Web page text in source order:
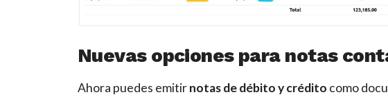
Nuevas opciones para notas
Ahora puedes emitirnotas de débito y crédito como